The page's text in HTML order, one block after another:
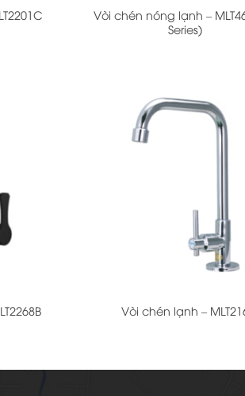
Vòi chén nóng lạnh –
Series)
Vòi chén lạnh –